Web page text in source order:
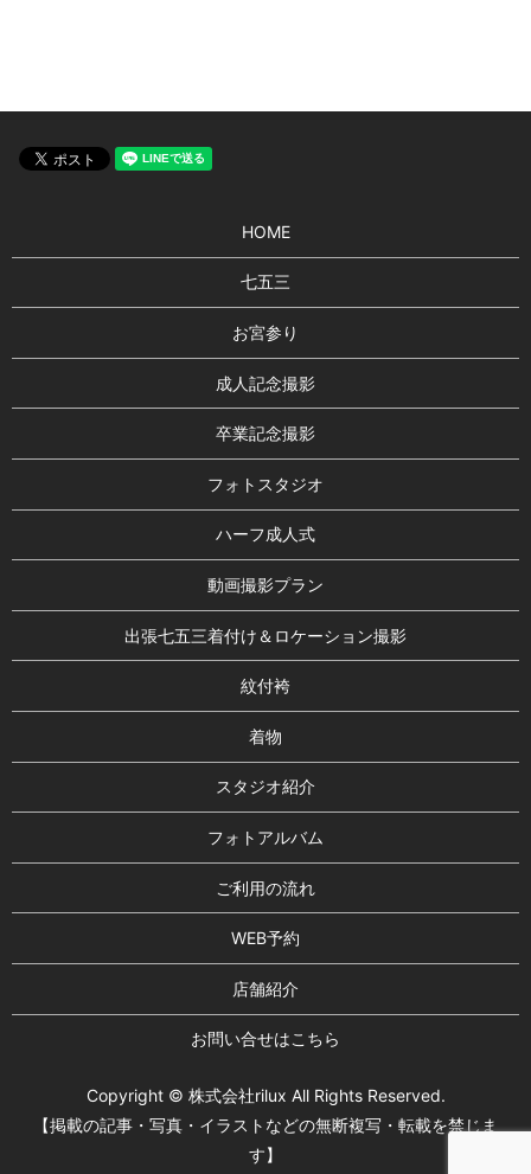
HOME
七五三
お宮参り
成人記念撮影
卒業記念撮影
フォトスタジオ
ハーフ成人式
動画撮影プラン
出張七五三着付け＆ロケーション撮影
紋付袴
着物
スタジオ紹介
フォトアルバム
ご利用の流れ
WEB予約
店舗紹介
お問い合せはこちら
Copyright © 株式会社rilux All Rights Reserved.
【掲載の記事・写真・イラストなどの無断複写・転載を禁じま
す】